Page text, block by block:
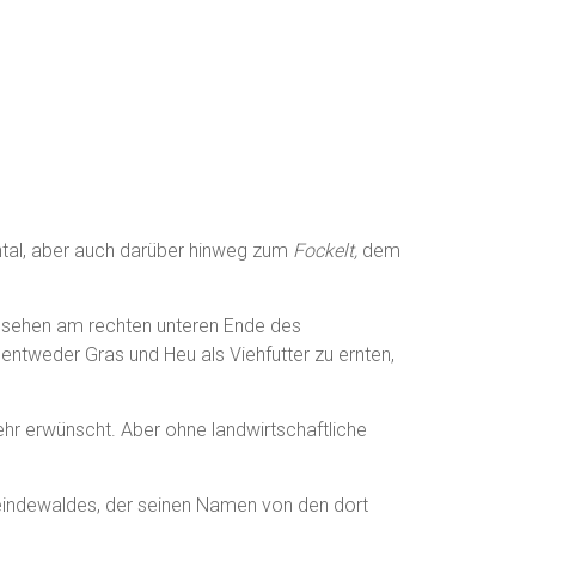
aber auch darüber hinweg zum Fockelt, dem
am rechten unteren Ende des
Gras und Heu als Viehfutter zu ernten,
erwünscht. Aber ohne landwirtschaftliche
der seinen Namen von den dort